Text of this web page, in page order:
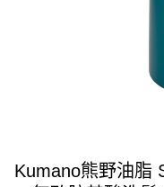
Kumano熊野油脂